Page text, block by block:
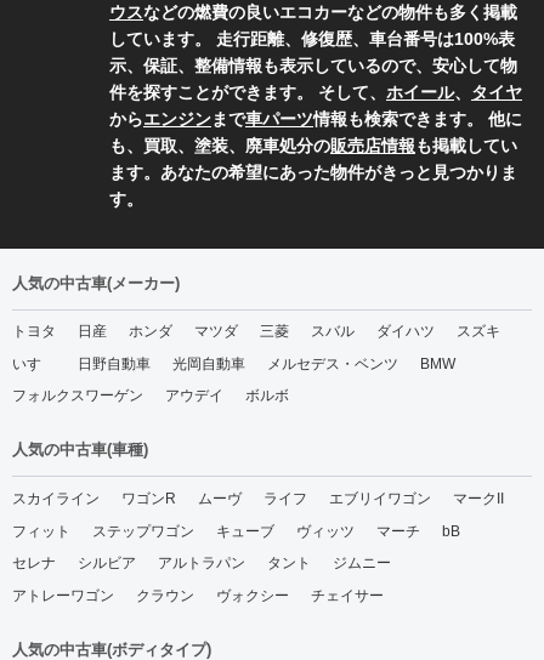
ウスなどの燃費の良いエコカーなどの物件も多く掲載
しています。 走行距離、修復歴、車台番号は100%表
示、保証、整備情報も表示しているので、安心して物
件を探すことができます。 そして、 ホイール、 タイヤ
からエンジンまで車パーツ情報も検索できます。 他に
も、買取、塗装、廃車処分の販売店情報も掲載してい
ます。あなたの希望にあった物件がきっと見つかりま
す。
人気の中古車(メーカー)
トヨタ 日産 ホンダ マツダ 三菱 スバル ダイハツ
スズキ
いすゞ
日野自動車 光岡自動車 メルセデス・ベンツ
BMW
フォルクスワーゲン
アウデイ ボルボ
人気の中古車(車種)
スカイライン ワゴンR ムーヴ ライフ エブリイワゴン
マークII
フィット
ステップワゴン キューブ ヴィッツ マーチ
bB
セレナ
シルビア アルトラパン タント
ジムニー
アトレーワゴン
クラウン ヴォクシー チェイサー
人気の中古車(ボディタイプ)